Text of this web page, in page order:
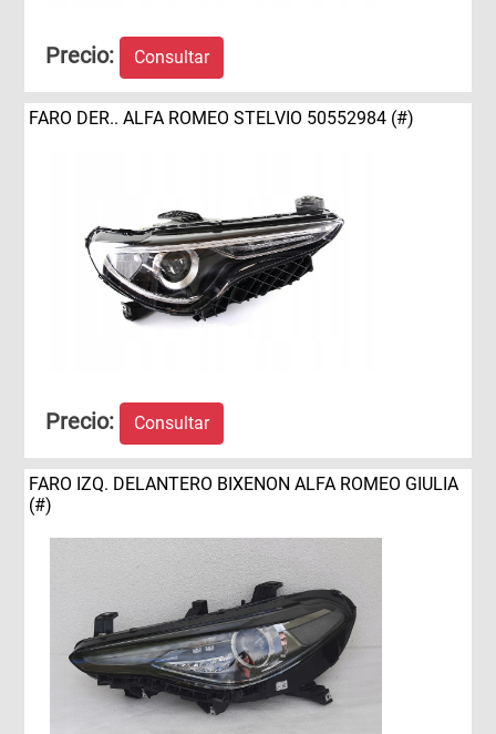
Precio: Consultar
FARO DER.. ALFA ROMEO STELVIO 50552984 (#)
Precio: Consultar
FARO IZQ. DELANTERO BIXENON ALFA ROMEO GIULIA
(#)